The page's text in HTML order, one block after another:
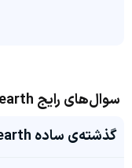
سوال‌های رایج unearth
گذشته‌ی ساده unearth چی میشه؟